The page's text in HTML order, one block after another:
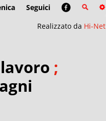
Seguici
Realizzato da Hi-Net
;